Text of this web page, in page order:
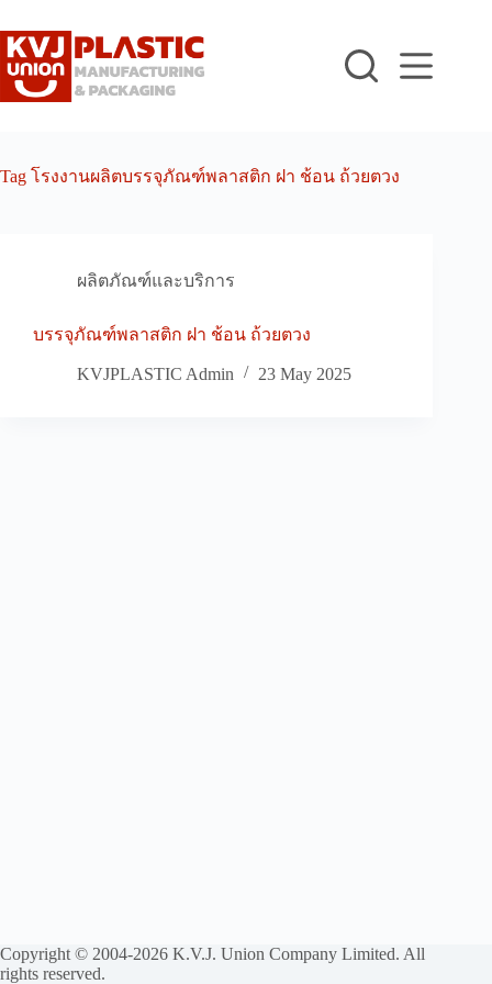
to
content
Tag โรงงานผลิตบรรจุภัณฑ์พลาสติก ฝา ช้อน ถ้วยตวง
ผลิตภัณฑ์และบริการ
บรรจุภัณฑ์พลาสติก ฝา ช้อน ถ้วยตวง
KVJPLASTIC Admin 23 May 2025
Copyright © 2004-2026 K.V.J. Union Company Limited. All
rights reserved.